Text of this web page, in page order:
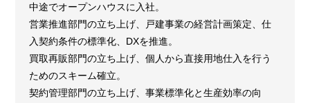
中途でオープンハウスに入社。
営業推進部門の立ち上げ、戸建事業の経営計画策定、仕
入契約条件の標準化、DXを推進。
買取再販部門の立ち上げ、個人から直接用地仕入を行う
ためのスキーム確立。
契約管理部門の立ち上げ、事業標準化と生産効率の向